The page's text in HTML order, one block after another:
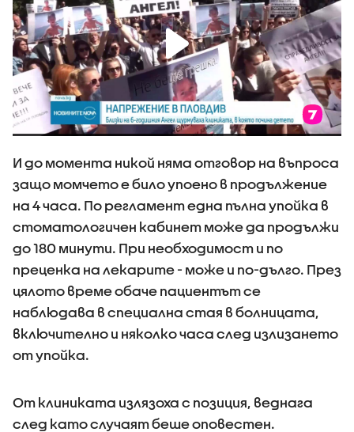
И до момента никой няма отговор на въпроса
защо момчето е било упоено в продължение
на 4 часа. По регламент една пълна упойка в
стоматологичен кабинет може да продължи
до 180 минути. При необходимост и по
преценка на лекарите - може и по-дълго. През
цялото време обаче пациентът се
наблюдава в специална стая в болницата,
включително и няколко часа след излизането
от упойка.
От клиниката излязоха с позиция, веднага
след като случаят беше оповестен.